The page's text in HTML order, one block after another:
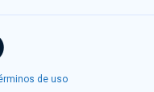
de uso